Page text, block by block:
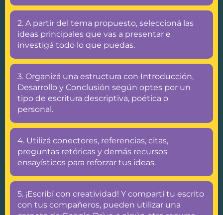
2. A partir del tema propuesto, seleccioná las
ideas principales que vas a presentar e
investigá todo lo que puedas.
3. Organizá una estructura con Introducción,
Desarrollo y Conclusión según optes por un
tipo de escritura descriptiva, poética o
personal.
4. Utilizá conectores, referencias, citas,
preguntas retóricas y demás recursos
ensayísticos para reforzar tus ideas.
5. ¡Escribí con creatividad! Y compartí tu escrito
con tus compañeros, pueden utilizar una